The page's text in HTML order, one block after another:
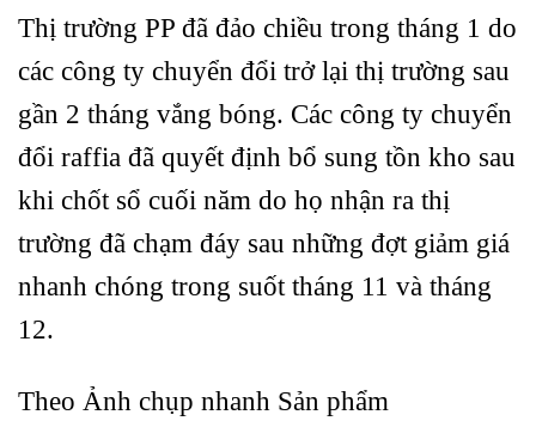
Thị trường PP đã đảo chiều trong tháng 1 do
các công ty chuyển đổi trở lại thị trường sau
gần 2 tháng vắng bóng. Các công ty chuyển
đổi raffia đã quyết định bổ sung tồn kho sau
khi chốt sổ cuối năm do họ nhận ra thị
trường đã chạm đáy sau những đợt giảm giá
nhanh chóng trong suốt tháng 11 và tháng
12.
Theo Ảnh chụp nhanh Sản phẩm